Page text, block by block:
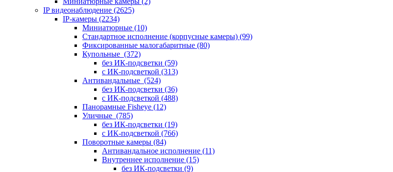
IP видеонаблюдение (2625)
IP-камеры (2234)
Миниатюрные (10)
Стандартное исполнение (корпусные камеры) (99)
Фиксированные малогабаритные (80)
Купольные (372)
без ИК-подсветки (59)
с ИК-подсветкой (313)
Антивандальные (524)
без ИК-подсветки (36)
с ИК-подсветкой (488)
Панорамные Fisheye (12)
Уличные (785)
без ИК-подсветки (19)
с ИК-подсветкой (766)
Поворотные камеры (84)
Антивандальное исполнение (11)
Внутреннее исполнение (15)
без ИК-подсветки (9)